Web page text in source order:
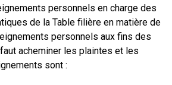
personnels en charge des
de la Table filière en matière de
personnels aux fins des
acheminer les plaintes et les
sont :